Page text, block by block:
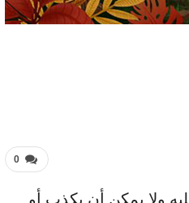
0
ولا يمكن أن يكذب أو